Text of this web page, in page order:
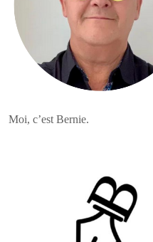
Moi, c’est Bernie.